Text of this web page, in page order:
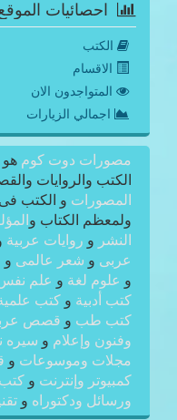
احصائيات
الكتب
الاقسام
المتواجدون الان
اجمالي الزيارات
مصورات دوت كوم هو
الكتب والروايات
المصورات و الكتب
ولمعظم الكتاب و
النشر و روايات عربية
عربى و شعر عالمى و
و علوم لغة و علم
كتب أدبية و كتب
كتب طب و قصص
وفنون وإعلام و سيره
مجلات وموسوعات و
كمبيوتر وإنترنت و كتب
ورسائل ودكتوراه و